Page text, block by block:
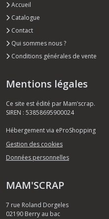
Accueil
Catalogue
Contact
Qui sommes nous ?
Conditions générales de vente
Mentions légales
Ce site est édité par Mam’scrap.
SIREN : 53858695900024
Hébergement via eProShopping
Gestion des cookies
Données personnelles
MAM'SCRAP
7 rue Roland Dorgeles
02190 Berry au bac